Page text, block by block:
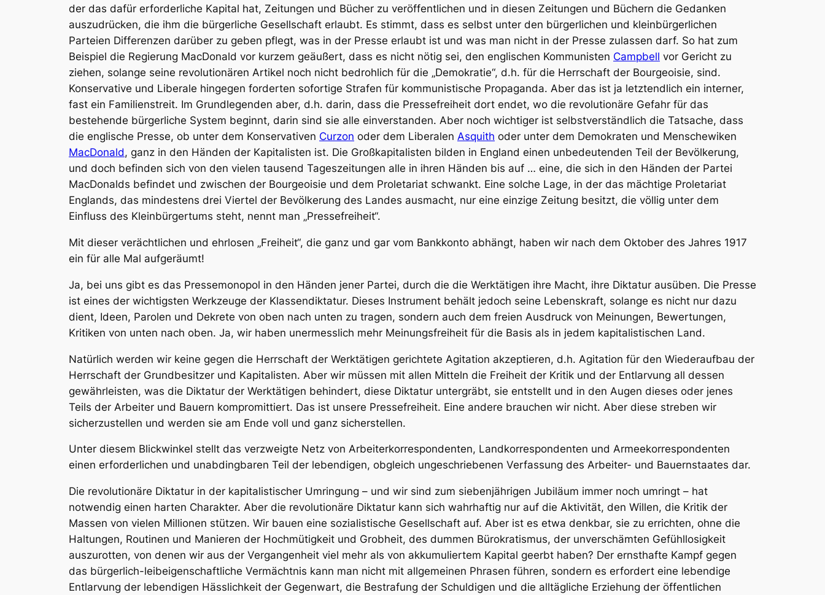
der das dafür erforderliche Kapital hat, Zeitungen und Bücher zu veröffentlichen und in diesen Zeitungen und Büchern die Gedanken
auszudrücken, die ihm die bürgerliche Gesellschaft erlaubt. Es stimmt, dass es selbst unter den bürgerlichen und kleinbürgerlichen
Parteien Differenzen darüber zu geben pflegt, was in der Presse erlaubt ist und was man nicht in der Presse zulassen darf. So hat zum
Beispiel die Regierung MacDonald vor kurzem geäußert, dass es nicht nötig sei, den englischen Kommunisten Campbell vor Gericht zu
ziehen, solange seine revolutionären Artikel noch nicht bedrohlich für die „Demokratie“, d.h. für die Herrschaft der Bourgeoisie, sind.
Konservative und Liberale hingegen forderten sofortige Strafen für kommunistische Propaganda. Aber das ist ja letztendlich ein interner,
fast ein Familienstreit. Im Grundlegenden aber, d.h. darin, dass die Pressefreiheit dort endet, wo die revolutionäre Gefahr für das
bestehende bürgerliche System beginnt, darin sind sie alle einverstanden. Aber noch wichtiger ist selbstverständlich die Tatsache, dass
die englische Presse, ob unter dem Konservativen Curzon oder dem Liberalen Asquith oder unter dem Demokraten und Menschewiken
MacDonald, ganz in den Händen der Kapitalisten ist. Die Großkapitalisten bilden in England einen unbedeutenden Teil der Bevölkerung,
und doch befinden sich von den vielen tausend Tageszeitungen alle in ihren Händen bis auf … eine, die sich in den Händen der Partei
MacDonalds befindet und zwischen der Bourgeoisie und dem Proletariat schwankt. Eine solche Lage, in der das mächtige Proletariat
Englands, das mindestens drei Viertel der Bevölkerung des Landes ausmacht, nur eine einzige Zeitung besitzt, die völlig unter dem
Einfluss des Kleinbürgertums steht, nennt man „Pressefreiheit“.
Mit dieser verächtlichen und ehrlosen „Freiheit“, die ganz und gar vom Bankkonto abhängt, haben wir nach dem Oktober des Jahres 1917
ein für alle Mal aufgeräumt!
Ja, bei uns gibt es das Pressemonopol in den Händen jener Partei, durch die die Werktätigen ihre Macht, ihre Diktatur ausüben. Die Presse
ist eines der wichtigsten Werkzeuge der Klassendiktatur. Dieses Instrument behält jedoch seine Lebenskraft, solange es nicht nur dazu
dient, Ideen, Parolen und Dekrete von oben nach unten zu tragen, sondern auch dem freien Ausdruck von Meinungen, Bewertungen,
Kritiken von unten nach oben. Ja, wir haben unermesslich mehr Meinungsfreiheit für die Basis als in jedem kapitalistischen Land.
Natürlich werden wir keine gegen die Herrschaft der Werktätigen gerichtete Agitation akzeptieren, d.h. Agitation für den Wiederaufbau der
Herrschaft der Grundbesitzer und Kapitalisten. Aber wir müssen mit allen Mitteln die Freiheit der Kritik und der Entlarvung all dessen
gewährleisten, was die Diktatur der Werktätigen behindert, diese Diktatur untergräbt, sie entstellt und in den Augen dieses oder jenes
Teils der Arbeiter und Bauern kompromittiert. Das ist unsere Pressefreiheit. Eine andere brauchen wir nicht. Aber diese streben wir
sicherzustellen und werden sie am Ende voll und ganz sicherstellen.
Unter diesem Blickwinkel stellt das verzweigte Netz von Arbeiterkorrespondenten, Landkorrespondenten und Armeekorrespondenten
einen erforderlichen und unabdingbaren Teil der lebendigen, obgleich ungeschriebenen Verfassung des Arbeiter- und Bauernstaates dar.
Die revolutionäre Diktatur in der kapitalistischer Umringung – und wir sind zum siebenjährigen Jubiläum immer noch umringt – hat
notwendig einen harten Charakter. Aber die revolutionäre Diktatur kann sich wahrhaftig nur auf die Aktivität, den Willen, die Kritik der
Massen von vielen Millionen stützen. Wir bauen eine sozialistische Gesellschaft auf. Aber ist es etwa denkbar, sie zu errichten, ohne die
Haltungen, Routinen und Manieren der Hochmütigkeit und Grobheit, des dummen Bürokratismus, der unverschämten Gefühllosigkeit
auszurotten, von denen wir aus der Vergangenheit viel mehr als von akkumuliertem Kapital geerbt haben? Der ernsthafte Kampf gegen
das bürgerlich-leibeigenschaftliche Vermächtnis kann man nicht mit allgemeinen Phrasen führen, sondern es erfordert eine lebendige
Entlarvung der lebendigen Hässlichkeit der Gegenwart, die Bestrafung der Schuldigen und die alltägliche Erziehung der öffentlichen